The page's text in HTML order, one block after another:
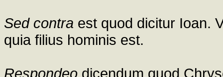
Sed contra est quod dicitur Ioan.
quia filius hominis est.
Respondeo dicendum quod